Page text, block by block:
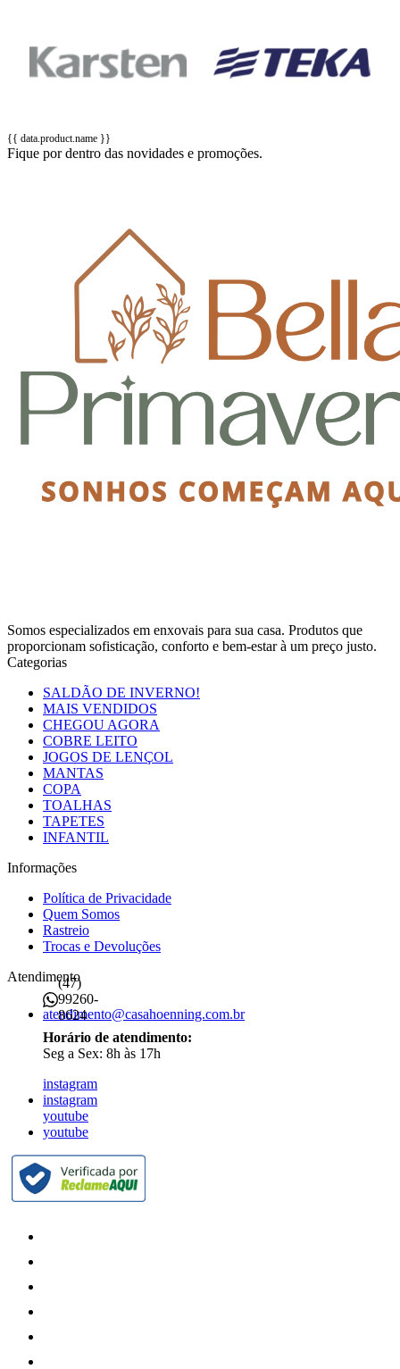
{{ data.product.name }}
Fique por dentro das novidades e promoções.
Somos especializados em enxovais para sua casa. Produtos que
proporcionam sofisticação, conforto e bem-estar à um preço justo.
Categorias
SALDÃO DE INVERNO!
MAIS VENDIDOS
CHEGOU AGORA
COBRE LEITO
JOGOS DE LENÇOL
MANTAS
COPA
TOALHAS
TAPETES
INFANTIL
Informações
Política de Privacidade
Quem Somos
Rastreio
Trocas e Devoluções
Atendimento
(47)
99260-
8624
atendimento@casahoenning.com.br
Horário de atendimento:
Seg a Sex: 8h às 17h
instagram
instagram
youtube
youtube